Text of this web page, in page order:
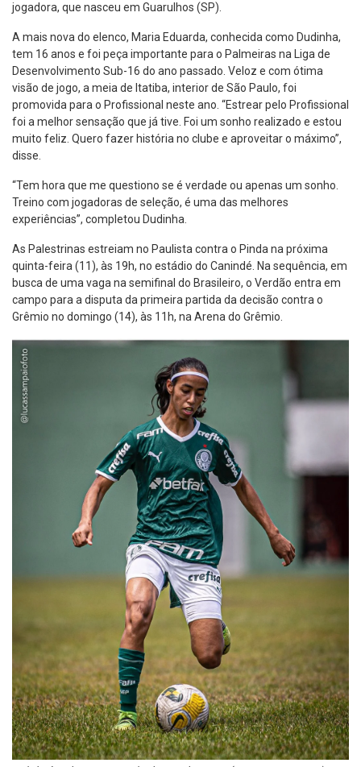
jogadora, que nasceu em Guarulhos (SP).
A mais nova do elenco, Maria Eduarda, conhecida como Dudinha,
tem 16 anos e foi peça importante para o Palmeiras na Liga de
Desenvolvimento Sub-16 do ano passado. Veloz e com ótima
visão de jogo, a meia de Itatiba, interior de São Paulo, foi
promovida para o Profissional neste ano. “Estrear pelo Profissional
foi a melhor sensação que já tive. Foi um sonho realizado e estou
muito feliz. Quero fazer história no clube e aproveitar o máximo”,
disse.
“Tem hora que me questiono se é verdade ou apenas um sonho.
Treino com jogadoras de seleção, é uma das melhores
experiências”, completou Dudinha.
As Palestrinas estreiam no Paulista contra o Pinda na próxima
quinta-feira (11), às 19h, no estádio do Canindé. Na sequência, em
busca de uma vaga na semifinal do Brasileiro, o Verdão entra em
campo para a disputa da primeira partida da decisão contra o
Grêmio no domingo (14), às 11h, na Arena do Grêmio.